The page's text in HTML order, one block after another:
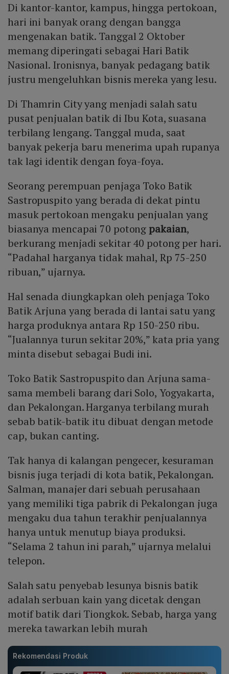
Di kantor-kantor, kampus, hingga pertokoan,
hari ini banyak orang dengan bangga
mengenakan batik. Tanggal 2 Oktober
memang diperingati sebagai Hari Batik
Nasional. Ironisnya, banyak pedagang batik
justru mengeluhkan bisnis mereka yang lesu.
Di Thamrin City yang menjadi salah satu
pusat penjualan batik di Ibu Kota, suasana
terbilang lengang. Tanggal muda, saat
banyak pekerja baru menerima upah rupanya
tak lagi identik dengan foya-foya.
Seorang perempuan penjaga Toko Batik
Sastropuspito yang berada di dekat pintu
masuk pertokoan mengaku penjualan yang
biasanya mencapai 70 potongpakaian,
berkurang menjadi sekitar 40 potong per hari.
“Padahal harganya tidak mahal, Rp 75-250
ribuan,” ujarnya.
Hal senada diungkapkan oleh penjaga Toko
Batik Arjuna yang berada di lantai satu yang
harga produknya antara Rp 150-250 ribu.
“Jualannya turun sekitar 20%,” kata pria yang
minta disebut sebagai Budi ini.
Toko Batik Sastropuspito dan Arjuna sama-
sama membeli barang dari Solo, Yogyakarta,
dan Pekalongan. Harganya terbilang murah
sebab batik-batik itu dibuat dengan metode
cap, bukan canting.
Tak hanya di kalangan pengecer, kesuraman
bisnis juga terjadi di kota batik, Pekalongan.
Salman, manajer dari sebuah perusahaan
yang memiliki tiga pabrik di Pekalongan juga
mengaku dua tahun terakhir penjualannya
hanya untuk menutup biaya produksi.
“Selama 2 tahun ini parah,” ujarnya melalui
telepon.
Salah satu penyebab lesunya bisnis batik
adalah serbuan kain yang dicetak dengan
motif batik dari Tiongkok. Sebab, harga yang
mereka tawarkan lebih murah
Rekomendasi Produk